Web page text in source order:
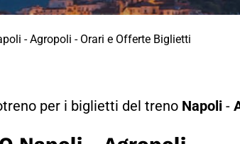
- Agropoli - Orari e Offerte Biglietti
per i biglietti del treno Napoli -